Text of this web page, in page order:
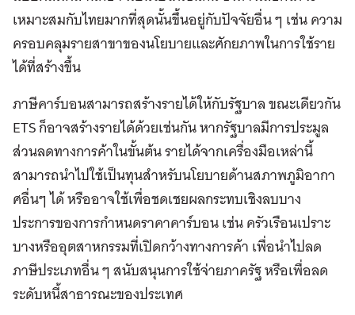
เหมาะสมกับไทยมากที่สุดนั้นขึ้นอยู่กับปัจจัยอื่น ๆ เช่น ความ
ครอบคลุมรายสาขาของนโยบายและศักยภาพในการใช้ราย
ได้ที่สร้างขึ้น
ภาษีคาร์บอนสามารถสร้างรายได้ให้กับรัฐบาล ขณะเดียวกัน
ETS ก็อาจสร้างรายได้ด้วยเช่นกัน หากรัฐบาลมีการประมูล
ส่วนลดทางการค้าในขั้นต้น รายได้จากเครื่องมือเหล่านี้
สามารถนำไปใช้เป็นทุนสำหรับนโยบายด้านสภาพภูมิอากา
ศอื่นๆ ได้ หรืออาจใช้เพื่อชดเชยผลกระทบเชิงลบบาง
ประการของการกำหนดราคาคาร์บอน เช่น ครัวเรือนเปราะ
บางหรืออุตสาหกรรมที่เปิดกว้างทางการค้า เพื่อนำไปลด
ภาษีประเภทอื่น ๆ สนับสนุนการใช้จ่ายภาครัฐ หรือเพื่อลด
ระดับหนี้สาธารณะของประเทศ